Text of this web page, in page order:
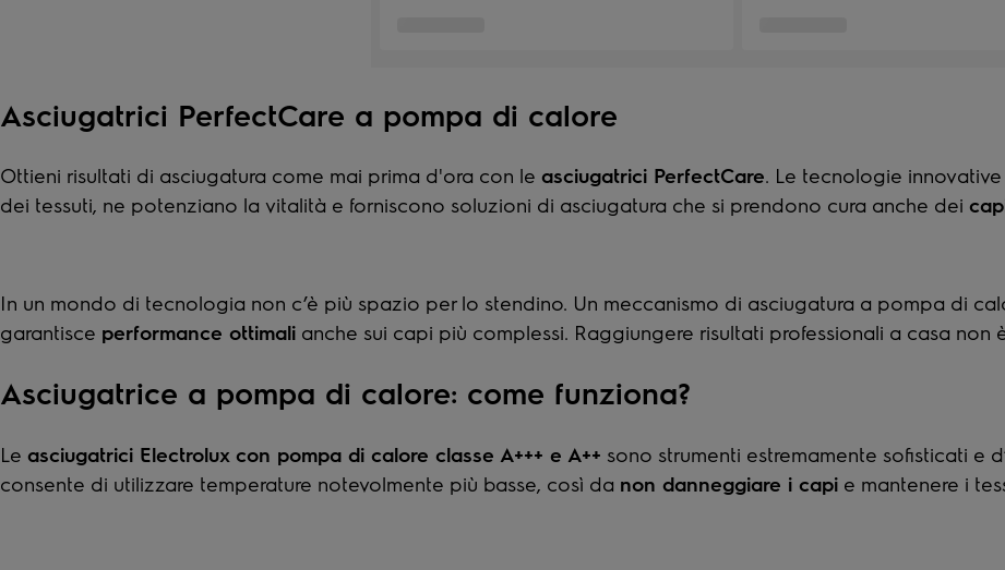
Asciugatrici PerfectCare a pompa di calore
Ottieni risultati di asciugatura come mai prima d'ora con le asciugatrici PerfectCare. Le tecnologie
dei tessuti, ne potenziano la vitalità e forniscono soluzioni di asciugatura che si prendono cura anche dei
In un mondo di tecnologia non c’è più spazio per lo stendino. Un meccanismo di asciugatura a pompa di
garantisce performance ottimali anche sui capi più complessi. Raggiungere risultati professionali a casa non
Asciugatrice a pompa di calore: come funziona?
Le asciugatrici Electrolux con pompa di calore classe A+++ e A++ sono strumenti estremamente sofisticati e
consente di utilizzare temperature notevolmente più basse, così da non danneggiare i capi e mantenere i